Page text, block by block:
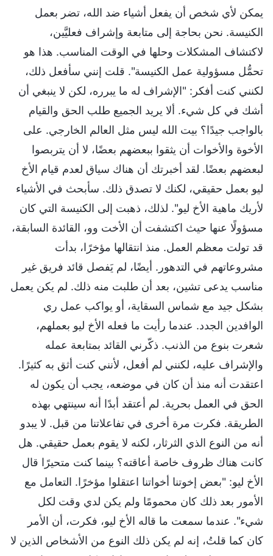
يمكن لأي شخص أن يفعل أشياء ضد الله، تضر بعمل
الكنيسة. نحن بحاجة إلى متابعة وإشراف فعليَّين،
لاكتشاف المشكلات وحلها في الوقت المناسب. هذا هو
تحمُّل مسؤولية عمل الكنيسة". قلت إنني سأفعل ذلك،
لكنني كنت أفكر: "الإشراف له ما يبرره، لكن لا ينبغي أن
أشك في كل شيء. ألا يريد الجميع طلب الحق والقيام
بالواجب جيدًا؟ بيت الله ليس مثل العالم الخارجي. على
الأخوة والأخوات أن يثقوا ببعضهم بعضًا، لا أن يتربصوا
لبعضهم بعضًا. لقد أخبرتك أن هناك سياق لعدم قيام الأخ
ليو بعمل حقيقي، لكنك لا تصدق ذلك. سأبحث في الأشياء
لأريك ماهية الأخ ليو". لذلك، ذهبت إلى الكنيسة التي كان
مسؤولًا عنها حيث اكتشفت أن الأخت وو، القائدة السابقة،
قد تولت معظم العمل. منذ انتقالها مؤخرًا، بدأت
مشروعاتهم في التدهور. أيضًا، لم يَفصل قائد فريق غير
مناسب يدعى تشين، بعد أن طلبت منه ذلك. لم يكن يعمل
بشكل جيد مع شماس السقاية، أو يواكب عمل ري
الوافدين الجدد. عندما رأيت ما فعله الأخ ليو بعملهم،
شعرت بنوع من الذنب. ذكّرني القائد بمتابعة عمله
والإشراف عليه، لكنني لم أفعل، لأنني كنت أثق به كثيرًا.
اعتقدت أنه منذ أن كان في موضعه، يجب أن يكون له
الحق في العمل بحرية. لم أعتقد أبدًا أنه سينتهي بهذه
الطريقة. فكرت مرة أخرى في تفاعلاتنا من قبل. لا يبدو
أنه من النوع الذي الثرثار، لكنه لا يقوم بعمل حقيقي. هل
كانت هناك ظروف خاصة أعاقته؟ بينما كنت متحيرًا قال
الأخ ليو: "بعض إخوتنا أخواتنا اعتقلوا مؤخرًا. التعامل مع
الأمور بعد ذلك كان محمومًا ولم يكن لدي وقت لكل
شيء". عندما سمعت ما قاله الأخ ليو، فكرت، أن الأمر
كان كما قلتُ، إنه لم يكن ذلك النوع من الأشخاص الذين لا